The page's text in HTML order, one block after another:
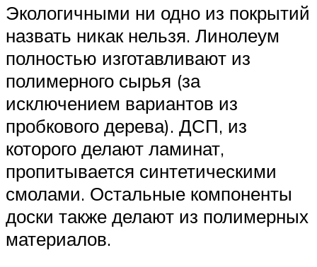
Экологичными ни одно из покрытий
назвать никак нельзя. Линолеум
полностью изготавливают из
полимерного сырья (за
исключением вариантов из
пробкового дерева). ДСП, из
которого делают ламинат,
пропитывается синтетическими
смолами. Остальные компоненты
доски также делают из полимерных
материалов.